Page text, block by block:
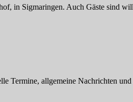
in Sigmaringen. Auch Gäste sind
Termine, allgemeine Nachrichten